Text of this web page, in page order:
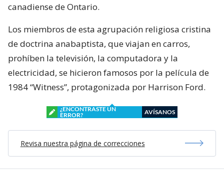
canadiense de Ontario.
Los miembros de esta agrupación religiosa cristina
de doctrina anabaptista, que viajan en carros,
prohíben la televisión, la computadora y la
electricidad, se hicieron famosos por la película de
1984 “Witness”, protagonizada por Harrison Ford.
¿ENCONTRASTE UN
ERROR?
AVÍSANOS
Revisa nuestra página de correcciones